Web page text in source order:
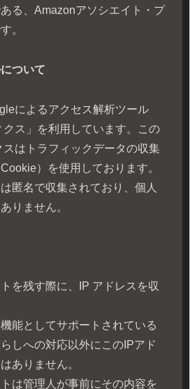
る、Amazonアソシエイト・プ
。
ついて
によるアクセス解析ツール
クス」を利用しています。この
はトラフィックデータの収集
）を使用しております。
匿名で収集されており、個人
りません。
を残す際に、IP アドレスを収
能としてサポートされている
しへの対応以外にこのIPアド
ありません。
は管理人が事前にその内容を